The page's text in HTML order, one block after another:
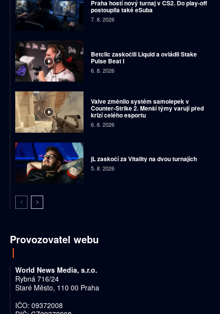
Praha hostí nový turnaj v CS2. Do play-off
postoupila také eSuba
7. 8. 2026
Betclic zaskočili Liquid a ovládli Stake
Pulse Beat I
6. 8. 2026
Valve změnilo systém samolepek v
Counter-Strike 2. Menší týmy varují před
krizí celého esportu
6. 8. 2026
jL zaskočí za Vitality na dvou turnajích
5. 8. 2026
Provozovatel webu
World News Media, s.r.o.
Rybná 716/24
Staré Město, 110 00 Praha
IČO: 09372008